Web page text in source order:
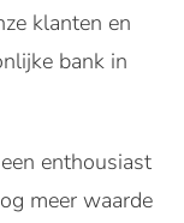
klanten en
bank in
enthousiast
meer waarde